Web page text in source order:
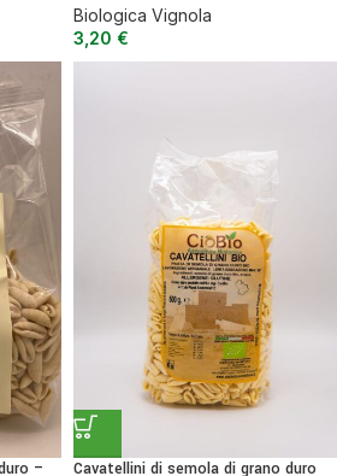
Biologica Vignola
3,20 €
–
Cavatellini di semola di grano duro